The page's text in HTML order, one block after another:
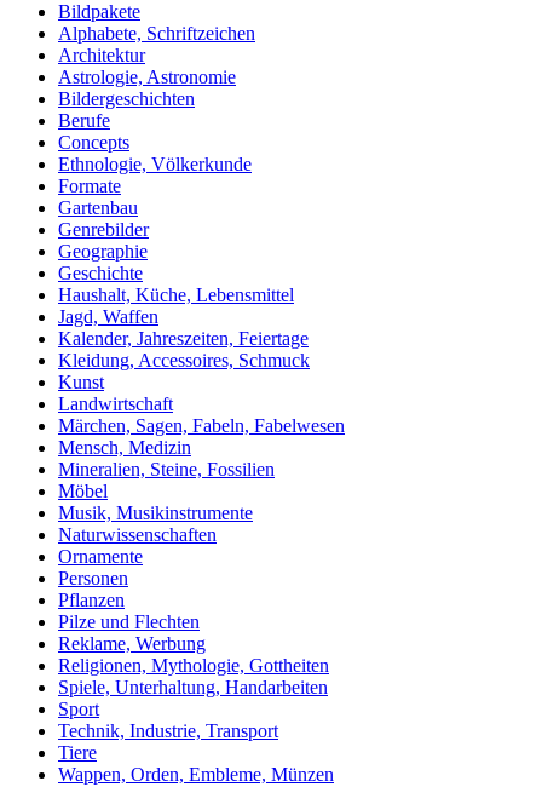
Bildpakete
Alphabete, Schriftzeichen
Architektur
Astrologie, Astronomie
Bildergeschichten
Berufe
Concepts
Ethnologie, Völkerkunde
Formate
Gartenbau
Genrebilder
Geographie
Geschichte
Haushalt, Küche, Lebensmittel
Jagd, Waffen
Kalender, Jahreszeiten, Feiertage
Kleidung, Accessoires, Schmuck
Kunst
Landwirtschaft
Märchen, Sagen, Fabeln, Fabelwesen
Mensch, Medizin
Mineralien, Steine, Fossilien
Möbel
Musik, Musikinstrumente
Naturwissenschaften
Ornamente
Personen
Pflanzen
Pilze und Flechten
Reklame, Werbung
Religionen, Mythologie, Gottheiten
Spiele, Unterhaltung, Handarbeiten
Sport
Technik, Industrie, Transport
Tiere
Wappen, Orden, Embleme, Münzen